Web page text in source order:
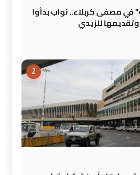
في مصفى كربلاء.. نواب بدأوا
للزيدي
2